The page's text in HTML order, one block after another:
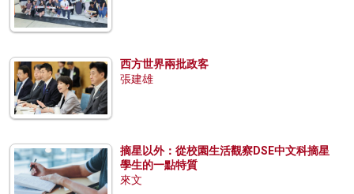
西方世界兩批政客
張建雄
摘星以外：從校園生活觀察DSE中文科摘星
學生的一點特質
來文